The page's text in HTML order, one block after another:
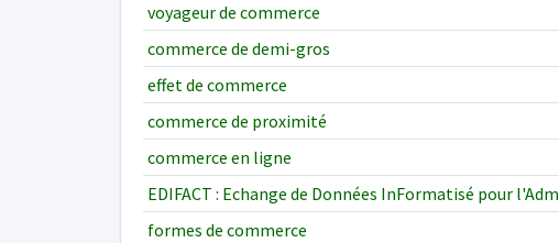
voyageur de commerce
commerce de demi-gros
effet de commerce
commerce de proximité
commerce en ligne
EDIFACT : Echange de Données InFormatisé pour
formes de commerce